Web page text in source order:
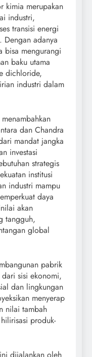
kimia merupakan
industri,
transisi energi
Dengan adanya
bisa mengurangi
baku utama
dichloride,
industri dalam
dan Chandra
mandat jangka
investasi
strategis
institusi
industri mampu
daya
akan
tangguh,
global
pabrik
sisi ekonomi,
dan lingkungan
menyerap
nilai tambah
produk-